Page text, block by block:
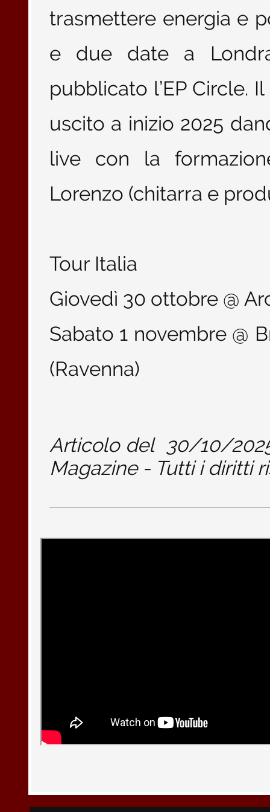
trasmettere energia e
e due date a
pubblicato l’EP Circle.
uscito a inizio 2025
live con la
Lorenzo (chitarra e
Tour Italia
Giovedì 30 ottobre @
Sabato 1 novembre @
(Ravenna)
Articolo del 30/10/
Magazine - Tutti i diritti